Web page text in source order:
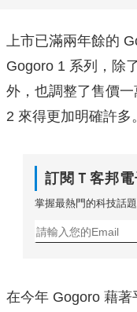
上市已滿兩年餘的
Gogoro 1 系列，除
外，也調整了售價
2 來得更加明確許多。
訂閱Ｔ客邦
掌握最熱門的科技話
在今年 Gogoro 藉